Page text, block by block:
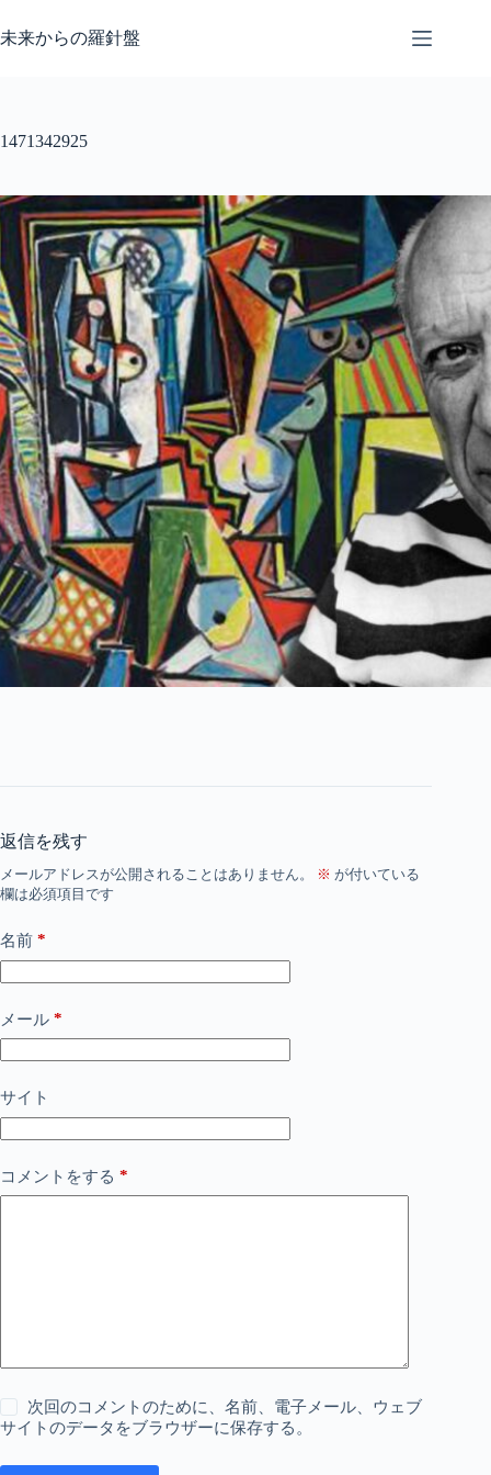
ン
ス
ッ
プ
未来からの羅針盤
1471342925
返信を残す
メールアドレスが公開されることはありません。 ※ が付いている
欄は必須項目です
名前 *
メール *
サイト
コメントをする *
次回のコメントのために、名前、電子メール、ウェブ
サイトのデータをブラウザーに保存する。